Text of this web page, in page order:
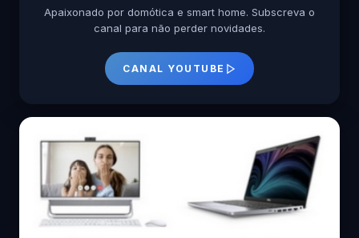
Apaixonado por domótica e smart home. Subscreva o
canal para não perder novidades.
CANAL YOUTUBE